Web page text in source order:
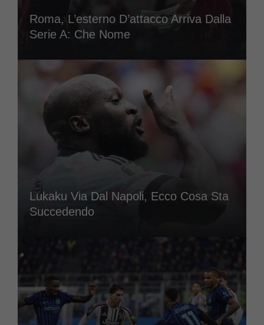
Roma, L’esterno D’attacco Arriva Dalla
Serie A: Che Nome
Lukaku Via Dal Napoli, Ecco Cosa Sta
Succedendo